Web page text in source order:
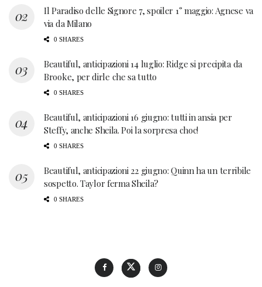
Il Paradiso delle Signore 7, spoiler 1° maggio: Agnese va
via da Milano
0 SHARES
Beautiful, anticipazioni 14 luglio: Ridge si precipita da
Brooke, per dirle che sa tutto
0 SHARES
Beautiful, anticipazioni 16 giugno: tutti in ansia per
Steffy, anche Sheila. Poi la sorpresa choc!
0 SHARES
Beautiful, anticipazioni 22 giugno: Quinn ha un terribile
sospetto. Taylor ferma Sheila?
0 SHARES